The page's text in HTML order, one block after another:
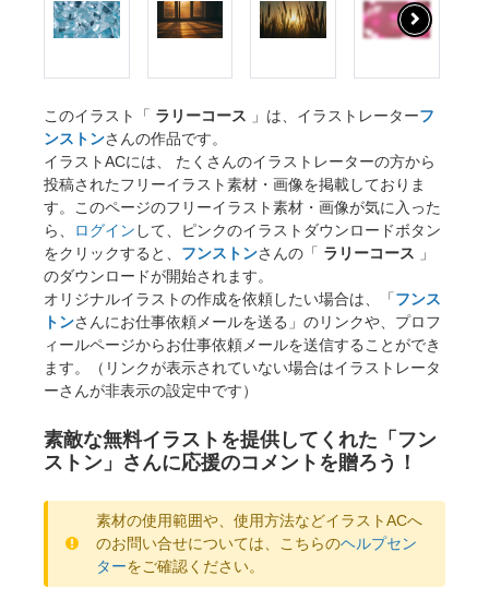
このイラスト「 ラリーコース 」は、イラストレーターフ
ンストンさんの作品です。
イラストACには、 たくさんのイラストレーターの方から
投稿されたフリーイラスト素材・画像を掲載しておりま
す。このページのフリーイラスト素材・画像が気に入った
ら、
ログイン して、ピンクのイラストダウンロードボタン
をクリックすると、 フンストンさんの「 ラリーコース 」
のダウンロードが開始されます。
オリジナルイラストの作成を依頼したい場合は、「フンス
トンさんにお仕事依頼メールを送る」のリンクや、プロフ
ィールページからお仕事依頼メールを送信することができ
ます。（リンクが表示されていない場合はイラストレータ
ーさんが非表示の設定中です）
素敵な無料イラストを提供してくれた「フン
ストン」さんに応援のコメントを贈ろう！
素材の使用範囲や、使用方法などイラストACへ
のお問い合せについては、こちらのヘルプセン
ターをご確認ください。